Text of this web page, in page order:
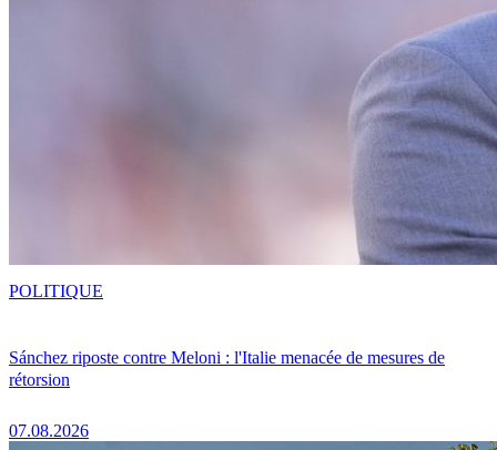
Sánchez riposte contre Meloni : l'Italie menacée de mesures de
rétorsion
07.08.2026
POLITIQUE